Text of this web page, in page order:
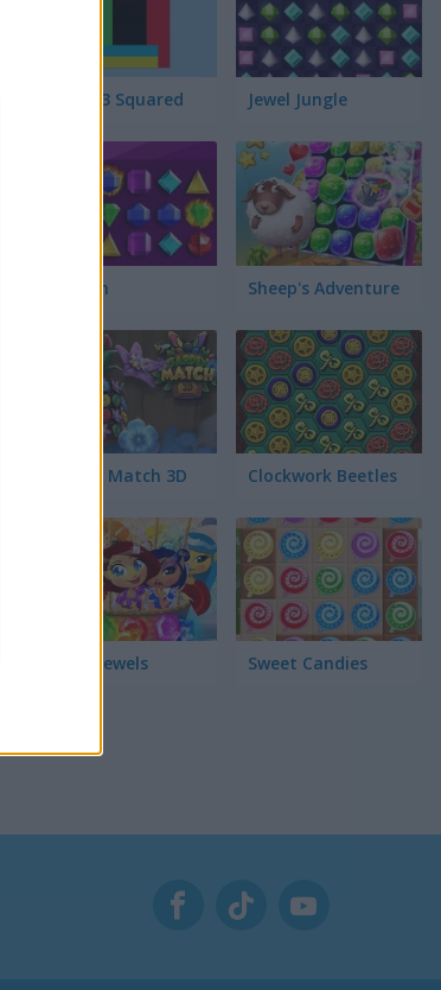
Match 3 Squared Jewel Jungle
Jewelish Sheep's Adventure
Garden Match 3D Clockwork Beetles
Magic Jewels Sweet Candies